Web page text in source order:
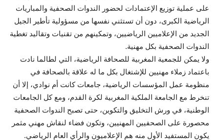
على عملية توزيع الإعتمادات لحضور الندوات الصحفية والمباريات
الرياضية الكبرى، دون أن تستثني نفسها من مسؤولية تأطير الجيل
الجديد من الإعلاميين الرياضيين، وتمكينهم من تقنيات وتقاليد تغطية
الندوات الصحفية بكل مهنية.
ولا يمكن للجمعية المغربية للصحافة الرياضية، التي لطالما نادت
باعتماد زملاء مهنيين للإشتغال بكل ما له علاقة بالصحافة في
منظومة عمل المؤسسات الرياضية، جامعات كانت أم نوادي، إلا أن
تنخرط مع الجامعة الملكية المغربية لكرة القدم، ومع كل الجامعات
الوطنية، في ورش التخليق والتكوين، حتى تصبح الندوات الصحفية
محصورة على الصحفيين المهنيين، وتكون فضاء لنقاش مهني مثمر
يكون المستفيد الأول منه هم الإعلاميون والرأي العام الرياضي.